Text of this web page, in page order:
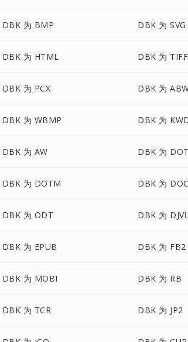
DBK 为 BMP DBK 为 SVG
DBK 为 HTML DBK 为 TIFF
DBK 为 PCX DBK 为
DBK 为 WBMP DBK 为
DBK 为 AW DBK 为
DBK 为 DOTM DBK 为
DBK 为 ODT DBK 为
DBK 为 EPUB DBK 为 FB2
DBK 为 MOBI DBK 为 RB
DBK 为 TCR DBK 为 JP2